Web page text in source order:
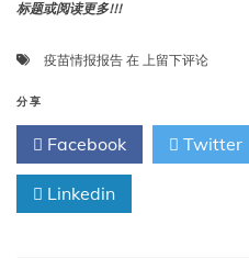
标题或阅读更多!!!
疫苗情报报告 在 疫
报
告：
上留下评论
分享
Facebook Twitter
Linkedin